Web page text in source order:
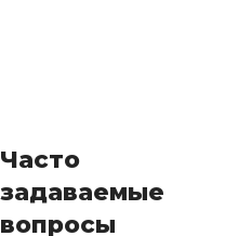
Часто
задаваемые
вопросы